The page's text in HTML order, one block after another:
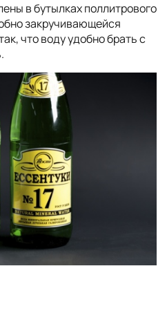
в бутылках поллитрового
закручивающейся
что воду удобно брать с